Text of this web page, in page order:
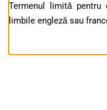
Termenul limită pentru
limbile engleză sau